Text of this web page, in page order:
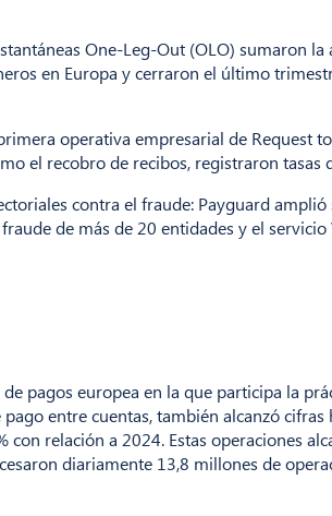
One-Leg-Out (OLO) sumaron
en Europa y cerraron el último
operativa empresarial de Request
el recobro de recibos, registraron
contra el fraude: Payguard
de más de 20 entidades y el
pagos europea en la que participa la
entre cuentas, también alcanzó
relación a 2024. Estas operaciones
diariamente 13,8 millones de